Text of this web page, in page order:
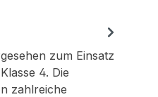
zum Einsatz
4. Die
zahlreiche